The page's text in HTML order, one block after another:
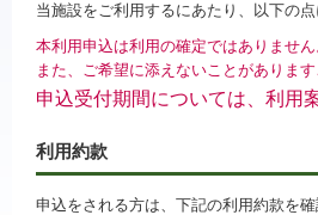
当施設をご利用するにあたり、以下の
本利用申込は利用の確定ではありませ
また、ご希望に添えないことがありま
申込受付期間については、利用
利用約款
申込をされる方は、下記の利用約款を